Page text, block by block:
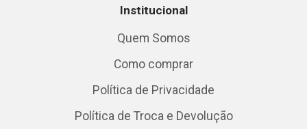
Institucional
Quem Somos
Como comprar
Política de Privacidade
Política de Troca e Devolução